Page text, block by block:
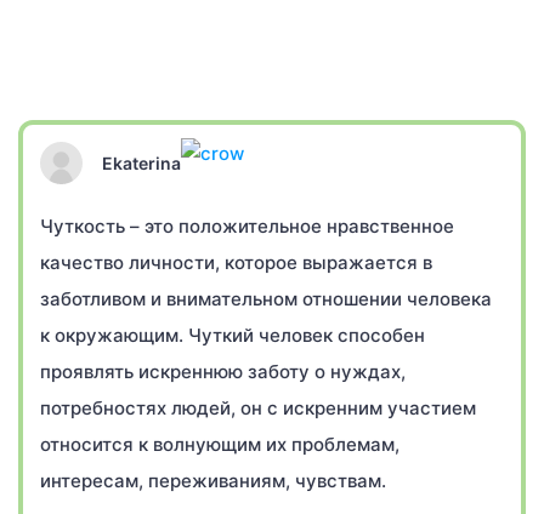
Ekaterina
Чуткость – это положительное нравственное
качество личности, которое выражается в
заботливом и внимательном отношении человека
к окружающим. Чуткий человек способен
проявлять искреннюю заботу о нуждах,
потребностях людей, он с искренним участием
относится к волнующим их проблемам,
интересам, переживаниям, чувствам.